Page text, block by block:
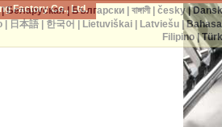
Factory Co., Ltd.
|Беларуская|Български |বাঙ্গালী|česky|
| 日本語| 한국어 Lietuviškai| Latviešu|
Filipino|